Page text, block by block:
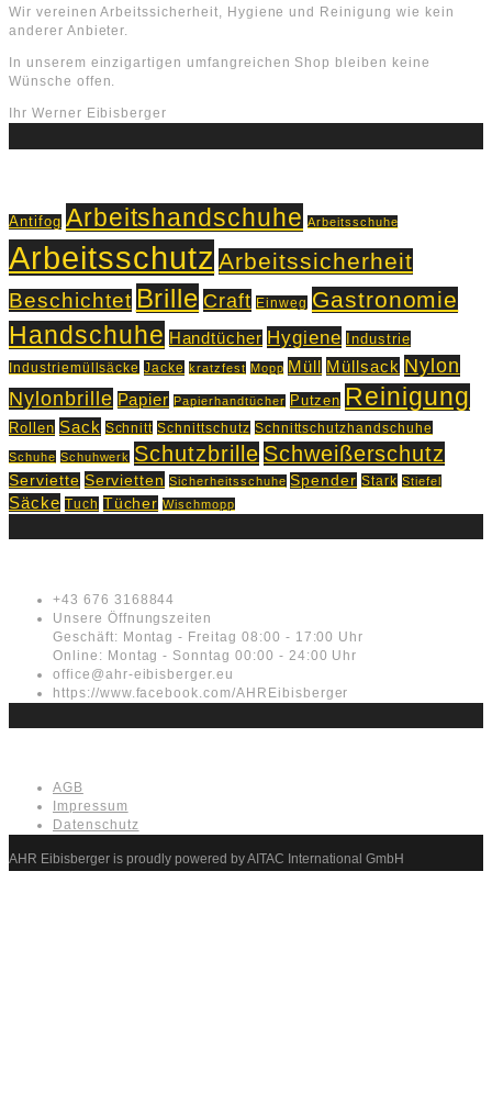
Wir vereinen Arbeitssicherheit, Hygiene und Reinigung wie kein
anderer Anbieter.
In unserem einzigartigen umfangreichen Shop bleiben keine
Wünsche offen.
Ihr Werner Eibisberger
Antifog Arbeitshandschuhe Arbeitsschuhe
Arbeitsschutz Arbeitssicherheit
Beschichtet Brille Craft Einweg Gastronomie
Handschuhe Handtücher Hygiene Industrie
Industriemüllsäcke Jacke kratzfest Mopp Müll Müllsack Nylon
Nylonbrille Papier Papierhandtücher Putzen Reinigung
Rollen Sack Schnitt Schnittschutz Schnittschutzhandschuhe
Schuhe Schuhwerk Schutzbrille Schweißerschutz
Serviette Servietten Sicherheitsschuhe Spender Stark Stiefel
Säcke Tuch Tücher Wischmopp
+43 676 3168844
Unsere Öffnungszeiten
Geschäft: Montag - Freitag 08:00 - 17:00 Uhr
Online: Montag - Sonntag 00:00 - 24:00 Uhr
office@ahr-eibisberger.eu
https://www.facebook.com/AHREibisberger
AGB
Impressum
Datenschutz
AHR Eibisberger is proudly powered by AITAC International GmbH